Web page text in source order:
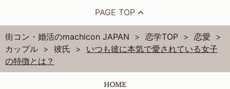
PAGE TOP
街コン・婚活のmachicon JAPAN 恋学TOP
恋愛
カップル
彼氏
いつも彼に本気で愛されている女子
の特徴とは？
HOME